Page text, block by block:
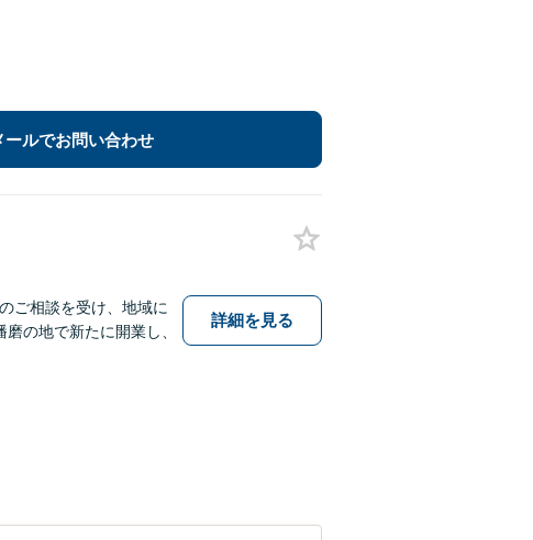
ールでお問い合わせ
ご相談を受け、地域に
の地で新たに開業し、
詳細を見る